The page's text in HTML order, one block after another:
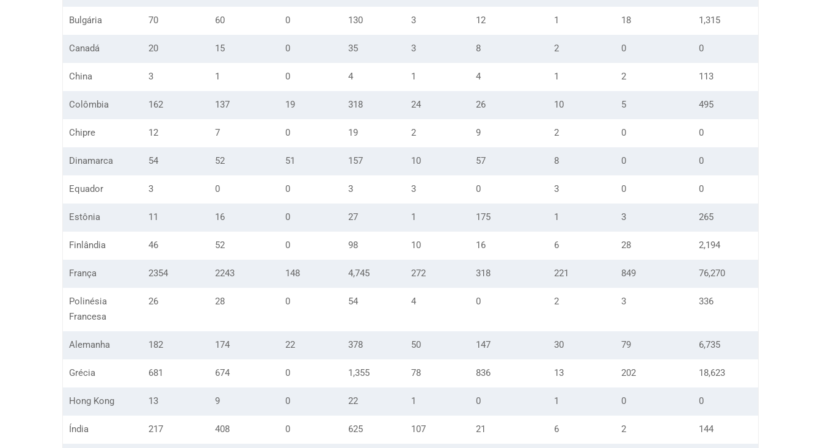
Bulgária 70 60 0 130 3 12 1 18 1,315
Canadá 20 15 0 35 3 8 2 0 0
China 3 1 0 4 1 4 1 2 113
Colômbia 162 137 19 318 24 26 10 5 495
Chipre 12 7 0 19 2 9 2 0 0
Dinamarca 54 52 51 157 10 57 8 0 0
Equador 3 0 0 3 3 0 3 0 0
Estônia 11 16 0 27 1 175 1 3 265
Finlândia 46 52 0 98 10 16 6 28 2,194
França 2354 2243 148 4,745 272 318 221 849 76,270
Polinésia
Francesa
26 28 0 54 4 0 2 3 336
Alemanha 182 174 22 378 50 147 30 79 6,735
Grécia 681 674 0 1,355 78 836 13 202 18,623
Hong Kong 13 9 0 22 1 0 1 0 0
Índia 217 408 0 625 107 21 6 2 144